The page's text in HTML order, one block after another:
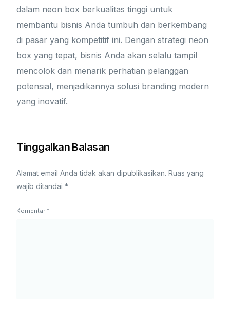
dalam neon box berkualitas tinggi untuk
membantu bisnis Anda tumbuh dan berkembang
di pasar yang kompetitif ini. Dengan strategi neon
box yang tepat, bisnis Anda akan selalu tampil
mencolok dan menarik perhatian pelanggan
potensial, menjadikannya solusi branding modern
yang inovatif.
Tinggalkan Balasan
Alamat email Anda tidak akan dipublikasikan. Ruas yang
wajib ditandai*
Komentar*